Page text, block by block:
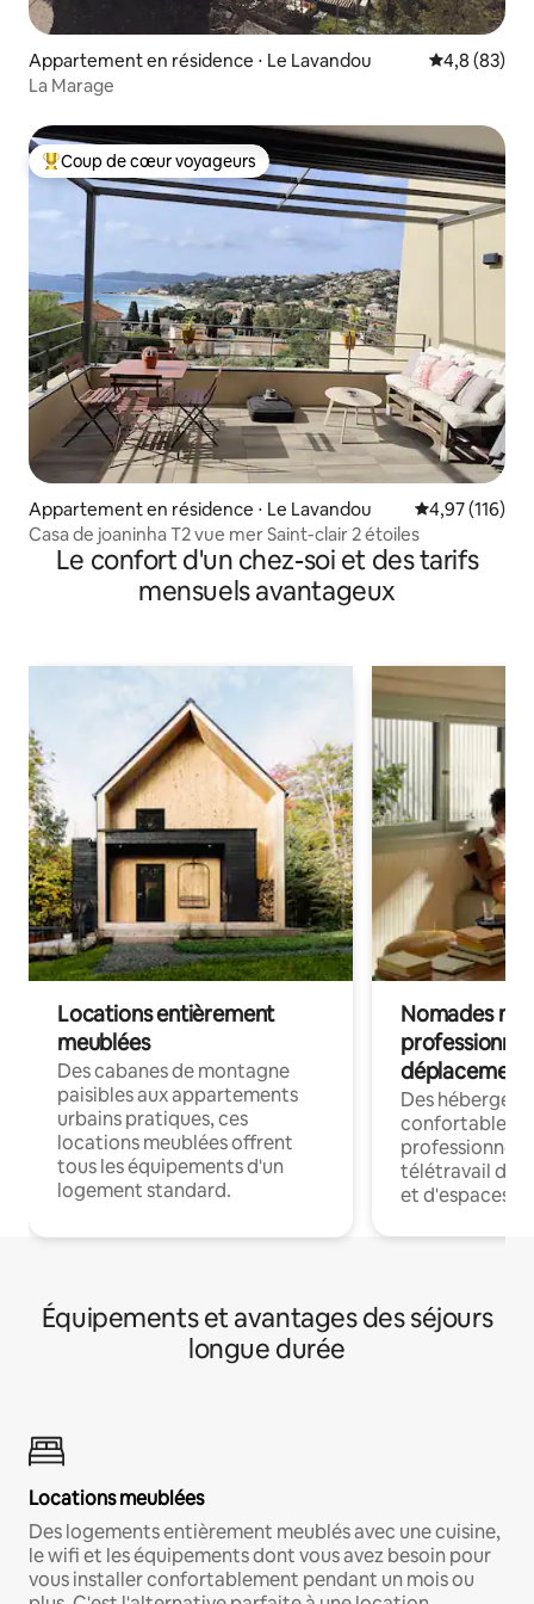
Appartement en résidence ⋅ Le Lavandou Évaluation
4,8 (83)
La Marage
Coups de cœur voyageurs les plus appréciés
Coup de cœur voyageurs
Appartement en résidence ⋅ Le Lavandou Évaluation
4,97 (116)
Casa de joaninha T2 vue mer Saint-clair 2 étoiles
Le confort d'un chez-soi et des tarifs
mensuels avantageux
Locations entièrement
meublées
Des cabanes de montagne
paisibles aux appartements
urbains pratiques, ces
locations meublées offrent
tous les équipements d'un
logement standard.
Nomades
déplacement
Des
confortables
professionnels
télétravail
et d'espaces
Équipements et avantages des séjours
longue durée
Locations meublées
Des logements entièrement meublés avec une cuisine,
le wifi et les équipements dont vous avez besoin pour
vous installer confortablement pendant un mois ou